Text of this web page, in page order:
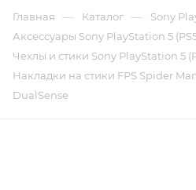
Главная — Каталог — Sony
Аксессуары Sony PlayStation 5
Чехлы и стики Sony PlayStation 5
Накладки на стики FPS Spider
DualSense